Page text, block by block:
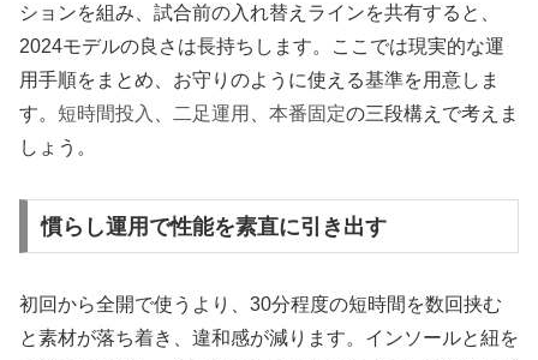
ションを組み、試合前の入れ替えラインを共有すると、
2024モデルの良さは長持ちします。ここでは現実的な運
用手順をまとめ、お守りのように使える基準を用意しま
す。 短時間投入 二足運用 本番固定の三段構えで考えま
しょう。
慣らし運用で性能を素直に引き出す
初回から全開で使うより、30分程度の短時間を数回挟む
と素材が落ち着き、違和感が減ります。インソールと紐を